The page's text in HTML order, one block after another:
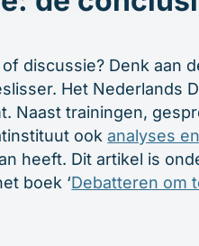
discussie? Denk aan
Het Nederlands
Naast trainingen,
ookanalyses
heeft. Dit artikel is
boek ‘Debatteren om